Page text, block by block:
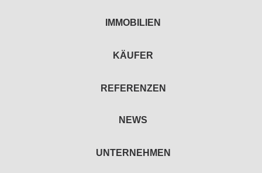
IMMOBILIEN
KÄUFER
REFERENZEN
NEWS
UNTERNEHMEN